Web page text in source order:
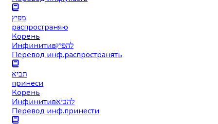
מפיץ
распространяю
Корень
Инфинитивלהפיץ
Перевод инф.распространять
תביא
принеси
Корень
Инфинитивלהביא
Перевод инф.принести